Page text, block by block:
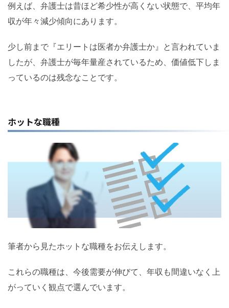
例えば、弁護士は昔ほど希少性が高くない状態で、平均年
収が年々減少傾向にあります。
少し前まで『エリートは医者か弁護士か』と言われていま
したが、弁護士が毎年量産されているため、価値低下しま
っているのは残念なことです。
ホットな職種
筆者から見たホットな職種をお伝えします。
これらの職種は、今後需要が伸びて、年収も間違いなく上
がっていく観点で選んでいます。